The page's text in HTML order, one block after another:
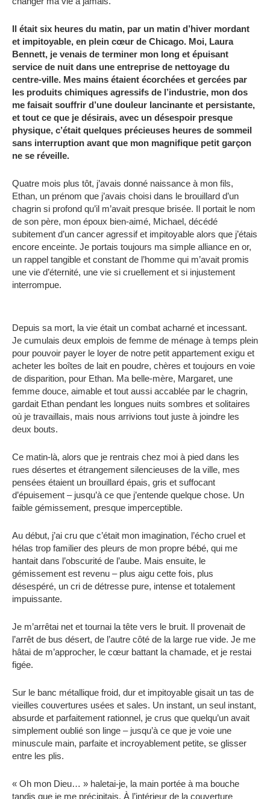
Il était six heures du matin, par un matin d’hiver mordant
et impitoyable, en plein cœur de Chicago. Moi, Laura
Bennett, je venais de terminer mon long et épuisant
service de nuit dans une entreprise de nettoyage du
centre-ville. Mes mains étaient écorchées et gercées par
les produits chimiques agressifs de l’industrie, mon dos
me faisait souffrir d’une douleur lancinante et persistante,
et tout ce que je désirais, avec un désespoir presque
physique, c’était quelques précieuses heures de sommeil
sans interruption avant que mon magnifique petit garçon
ne se réveille.
Quatre mois plus tôt, j’avais donné naissance à mon fils,
Ethan, un prénom que j’avais choisi dans le brouillard d’un
chagrin si profond qu’il m’avait presque brisée. Il portait le nom
de son père, mon époux bien-aimé, Michael, décédé
subitement d’un cancer agressif et impitoyable alors que j’étais
encore enceinte. Je portais toujours ma simple alliance en or,
un rappel tangible et constant de l’homme qui m’avait promis
une vie d’éternité, une vie si cruellement et si injustement
interrompue.
Depuis sa mort, la vie était un combat acharné et incessant.
Je cumulais deux emplois de femme de ménage à temps plein
pour pouvoir payer le loyer de notre petit appartement exigu et
acheter les boîtes de lait en poudre, chères et toujours en voie
de disparition, pour Ethan. Ma belle-mère, Margaret, une
femme douce, aimable et tout aussi accablée par le chagrin,
gardait Ethan pendant les longues nuits sombres et solitaires
où je travaillais, mais nous arrivions tout juste à joindre les
deux bouts.
Ce matin-là, alors que je rentrais chez moi à pied dans les
rues désertes et étrangement silencieuses de la ville, mes
pensées étaient un brouillard épais, gris et suffocant
d’épuisement – ​​jusqu’à ce que j’entende quelque chose. Un
faible gémissement, presque imperceptible.
Au début, j’ai cru que c’était mon imagination, l’écho cruel et
hélas trop familier des pleurs de mon propre bébé, qui me
hantait dans l’obscurité de l’aube. Mais ensuite, le
gémissement est revenu – plus aigu cette fois, plus
désespéré, un cri de détresse pure, intense et totalement
impuissante.
Je m’arrêtai net et tournai la tête vers le bruit. Il provenait de
l’arrêt de bus désert, de l’autre côté de la large rue vide. Je me
hâtai de m’approcher, le cœur battant la chamade, et je restai
figée.
Sur le banc métallique froid, dur et impitoyable gisait un tas de
vieilles couvertures usées et sales. Un instant, un seul instant,
absurde et parfaitement rationnel, je crus que quelqu’un avait
simplement oublié son linge – jusqu’à ce que je voie une
minuscule main, parfaite et incroyablement petite, se glisser
entre les plis.
« Oh mon Dieu… » haletai-je, la main portée à ma bouche
tandis que je me précipitais. À l’intérieur de la couverture